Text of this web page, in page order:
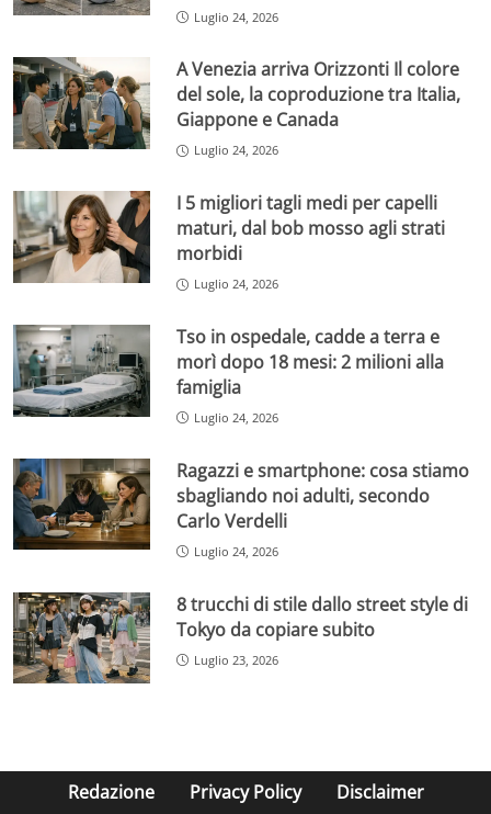
Luglio 24, 2026
A Venezia arriva Orizzonti Il colore
del sole, la coproduzione tra Italia,
Giappone e Canada
Luglio 24, 2026
I 5 migliori tagli medi per capelli
maturi, dal bob mosso agli strati
morbidi
Luglio 24, 2026
Tso in ospedale, cadde a terra e
morì dopo 18 mesi: 2 milioni alla
famiglia
Luglio 24, 2026
Ragazzi e smartphone: cosa stiamo
sbagliando noi adulti, secondo
Carlo Verdelli
Luglio 24, 2026
8 trucchi di stile dallo street style di
Tokyo da copiare subito
Luglio 23, 2026
Redazione Privacy Policy Disclaimer